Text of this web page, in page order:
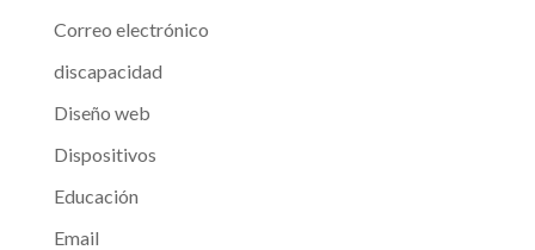
Correo electrónico
discapacidad
Diseño web
Dispositivos
Educación
Email